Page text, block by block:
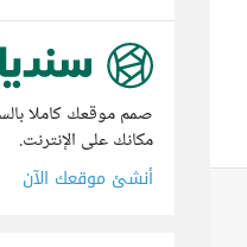
صمم موقعك كاملا
مكانك على الإنترنت.
أنشئ موقعك الآن